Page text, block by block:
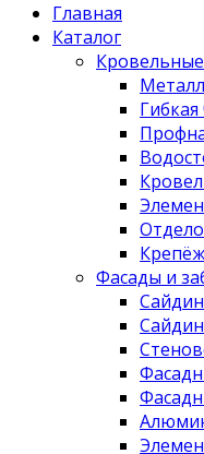
Главная
Каталог
Крепёж
Фасады и